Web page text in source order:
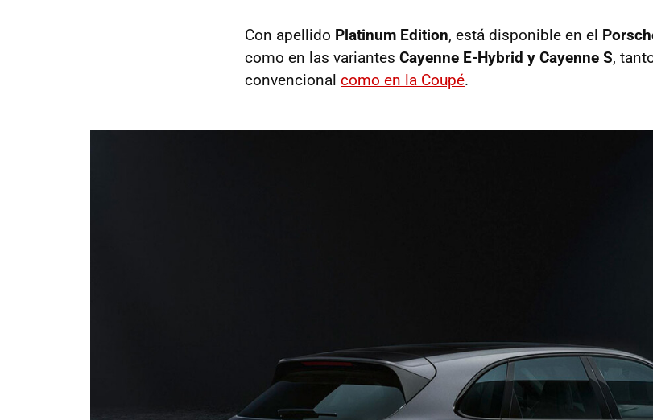
Con apellido Platinum Edition, está disponible en el
como en las variantes Cayenne E-Hybrid y Cayenne S,
convencional como en la Coupé.